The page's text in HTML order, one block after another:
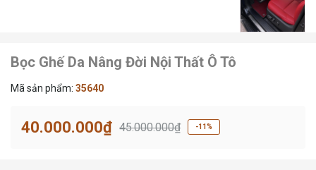
Bọc Ghế Da Nâng Đời Nội Thất Ô Tô
Mã sản phẩm: 35640
40.000.000₫ 45.000.000₫ -11%